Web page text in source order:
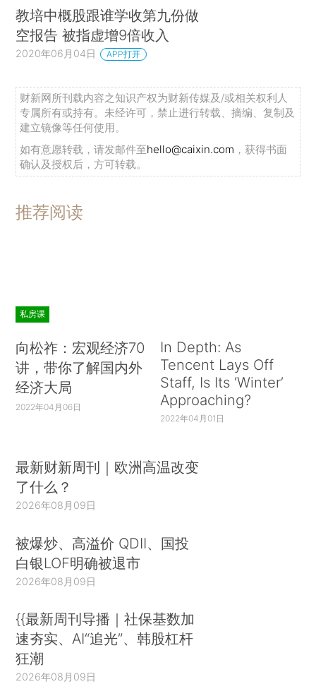
教培中概股跟谁学收第九份做
空报告 被指虚增9倍收入
2020年06月04日 APP打开
财新网所刊载内容之知识产权为财新传媒及/或相关权利人
专属所有或持有。未经许可，禁止进行转载、摘编、复制及
建立镜像等任何使用。
如有意愿转载，请发邮件至hello@caixin.com ，获得书面
确认及授权后，方可转载。
推荐阅读
私房课
向松祚：宏观经济70
讲，带你了解国内外
经济大局
2022年04月06日
In Depth: As
Tencent Lays Off
Staff, Is Its ‘Winter’
Approaching?
2022年04月01日
最新财新周刊｜欧洲高温改变
了什么？
2026年08月09日
被爆炒、高溢价 QDII、国投
白银LOF明确被退市
2026年08月09日
{{最新周刊导播｜社保基数加
速夯实、AI“追光”、韩股杠杆
狂潮
2026年08月09日